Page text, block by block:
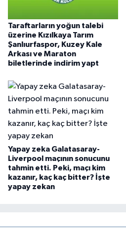
Taraftarların yoğun talebi
üzerine Kızılkaya Tarım
Şanlıurfaspor, Kuzey Kale
Arkası ve Maraton
biletlerinde indirim yapt
Yapay zeka Galatasaray-
Liverpool maçının sonucunu
tahmin etti. Peki, maçı kim
kazanır, kaç kaç bitter? İşte
yapay zekan